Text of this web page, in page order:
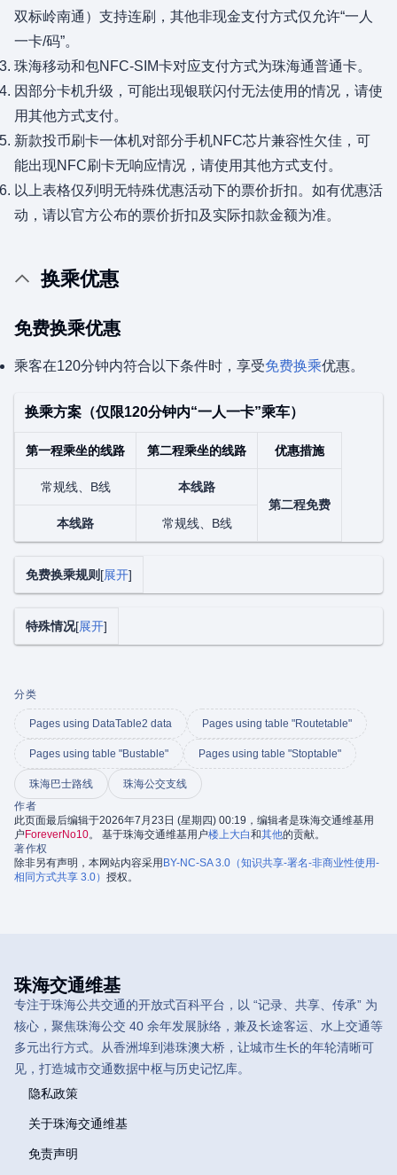
双标岭南通）支持连刷，其他非现金支付方式仅允许“一人
一卡/码”。
珠海移动和包NFC-SIM卡对应支付方式为珠海通普通卡。
因部分卡机升级，可能出现银联闪付无法使用的情况，请使
用其他方式支付。
新款投币刷卡一体机对部分手机NFC芯片兼容性欠佳，可
能出现NFC刷卡无响应情况，请使用其他方式支付。
以上表格仅列明无特殊优惠活动下的票价折扣。如有优惠活
动，请以官方公布的票价折扣及实际扣款金额为准。
换乘优惠
免费换乘优惠
乘客在120分钟内符合以下条件时，享受免费换乘优惠。
换乘方案（仅限120分钟内“一人一卡”乘车）
第一程乘坐的线路 第二程乘坐的线路 优惠措施
常规线、B线
本线路
第二程免费
本线路
常规线、B线
展开
免费换乘规则
展开
特殊情况
分类
Pages using DataTable2 data Pages using table "Routetable"
Pages using table "Bustable" Pages using table "Stoptable"
珠海巴士路线
珠海公交支线
作者
此页面最后编辑于2026年7月23日 (星期四) 00:19，编辑者是珠海交通维基用
户ForeverNo10。 基于珠海交通维基用户楼上大白和其他的贡献。
著作权
除非另有声明，本网站内容采用BY-NC-SA 3.0（知识共享-署名-非商业性使用-
相同方式共享 3.0） 授权。
珠海交通维基
专注于珠海公共交通的开放式百科平台，以 “记录、共享、传承” 为
核心，聚焦珠海公交 40 余年发展脉络，兼及长途客运、水上交通等
多元出行方式。从香洲埠到港珠澳大桥，让城市生长的年轮清晰可
见，打造城市交通数据中枢与历史记忆库。
隐私政策
关于珠海交通维基
免责声明